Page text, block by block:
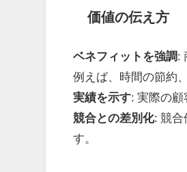
価値の伝え方
ベネフィットを強調:
例えば、時間の節約
実績を示す: 実際の顧
競合との差別化: 競合
す。